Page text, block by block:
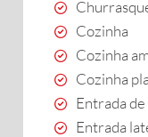
Cozinha
Cozinha
Cozinha
Entrada
Entrada